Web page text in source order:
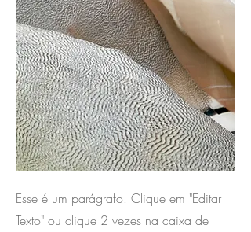
Esse é um parágrafo. Clique em "Editar
Texto" ou clique 2 vezes na caixa de